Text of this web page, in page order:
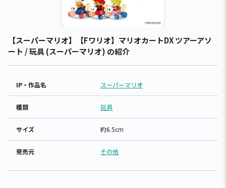
【スーパーマリオ】【Fワリオ】マリオカートDX ツアーアソ
ート / 玩具 (スーパーマリオ) の紹介
IP・作品名 スーパーマリオ
種類 玩具
サイズ 約6.5cm
発売元 その他